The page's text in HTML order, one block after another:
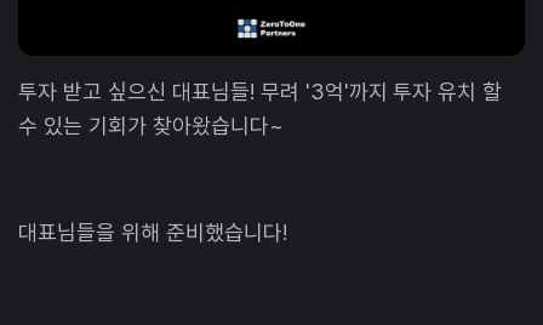
투자 받고 싶으신 대표님들! 무려 '3억'까지 투자 유치 할
수 있는 기회가 찾아왔습니다~
대표님들을 위해 준비했습니다!